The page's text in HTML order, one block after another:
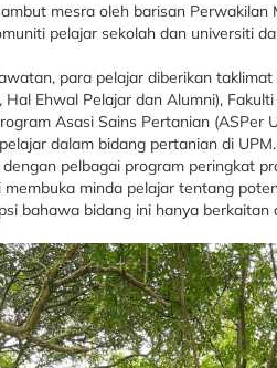
mesra oleh barisan Perwakilan
pelajar sekolah dan universiti
para pelajar diberikan
Ehwal Pelajar dan Alumni),
Asasi Sains Pertanian (ASPer
dalam bidang pertanian di UPM.
pelbagai program peringkat
minda pelajar tentang
bahawa bidang ini hanya